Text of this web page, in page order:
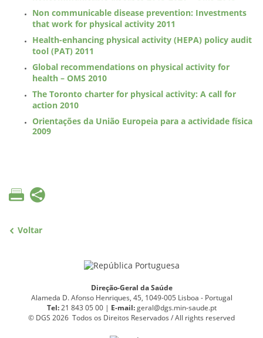
Non communicable disease prevention: Investments
that work for physical activity 2011
Health-enhancing physical activity (HEPA) policy audit
tool (PAT) 2011
Global recommendations on physical activity for
health – OMS 2010
The Toronto charter for physical activity: A call for
action 2010
Orientações da União Europeia para a actividade física
2009
Voltar
Direção-Geral da Saúde
Alameda D. Afonso Henriques, 45, 1049-005 Lisboa - Portugal
Tel:21 843 05 00 | E-mail: geral@dgs.min-saude.pt
© DGS 2026 Todos os Direitos Reservados / All rights reserved